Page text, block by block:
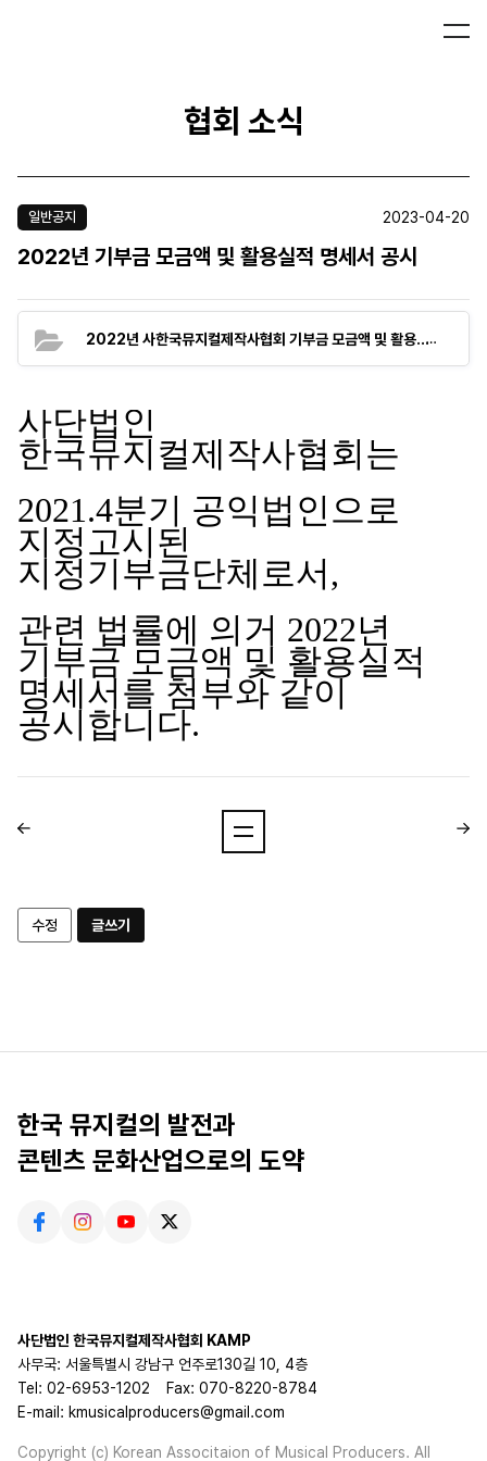
협회 소식
일반공지 2023-04-20
2022년 기부금 모금액 및 활용실적 명세서 공시
2022년 사한국뮤지컬제작사협회 기부금 모금액 및 활용실적 명세서.zip
사단법인
한국뮤지컬제작사협회는
2021.4분기 공익법인으로
지정고시된
지정기부금단체로서,
관련 법률에 의거 2022년
기부금 모금액 및 활용실적
명세서를 첨부와 같이
공시합니다.
수정 글쓰기
한국 뮤지컬의 발전과
콘텐츠 문화산업으로의 도약
사단법인 한국뮤지컬제작사협회 KAMP
사무국: 서울특별시 강남구 언주로130길 10, 4층
Tel: 02-6953-1202
Fax: 070-8220-8784
E-mail: kmusicalproducers@gmail.com
Copyright (c) Korean Associtaion of Musical Producers. All